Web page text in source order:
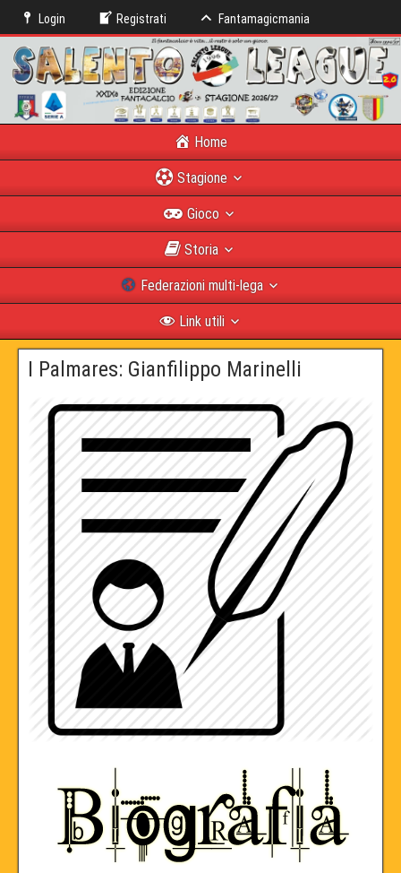
Login Registrati Fantamagicmania
Home
Stagione
Gioco
Storia
Federazioni multi-lega
Link utili
I Palmares: Gianfilippo Marinelli